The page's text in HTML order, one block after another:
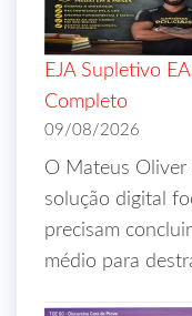
EJA Supletivo
Completo
09/08/2026
O Mateus Oliver
solução digital
precisam
médio para